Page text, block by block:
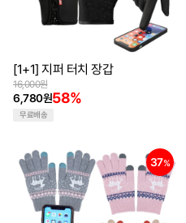
[1+1] 지퍼 터치 장갑
6,780원58%
16,000원
무료배송
37%